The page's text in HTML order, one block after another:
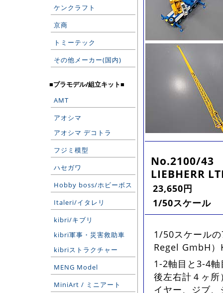
ケンクラフト
京商
トミーテック
その他メーカー(国内)
■プラモデル/組立キット■
AMT
アオシマ
アオシマ デコトラ
フジミ模型
ハセガワ
Hobby boss/ホビーボス
Italeri/イタレリ
kibri/キブリ
kibri軍事・災害救助車
kibriストラクチャー
MENG Model
MiniArt / ミニアート
No.2100/43
LIEBHERR
23,650円
1/50スケール
1/50スケール
Regel GmbH
1-2軸目と3-4
後左右計４ヶ
イヤー、ジブ